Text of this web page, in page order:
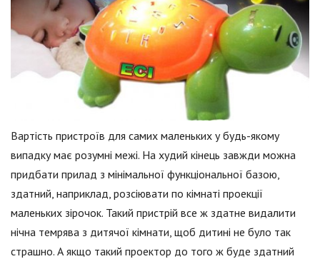
Вартість пристроїв для самих маленьких у будь-якому
випадку має розумні межі. На худий кінець завжди можна
придбати прилад з мінімальної функціональної базою,
здатний, наприклад, розсіювати по кімнаті проекції
маленьких зірочок. Такий пристрій все ж здатне видалити
нічна темрява з дитячої кімнати, щоб дитині не було так
страшно. А якщо такий проектор до того ж буде здатний